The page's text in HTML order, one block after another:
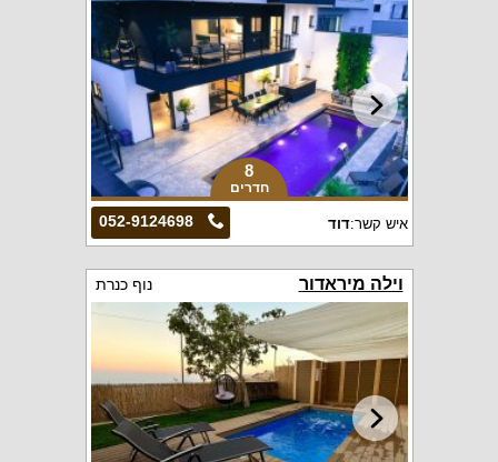
8
חדרים
052-9124698 איש קשר:דוד
וילה מיראדור נוף כנרת